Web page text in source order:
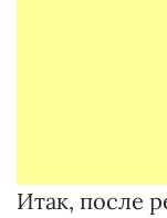
Итак, после